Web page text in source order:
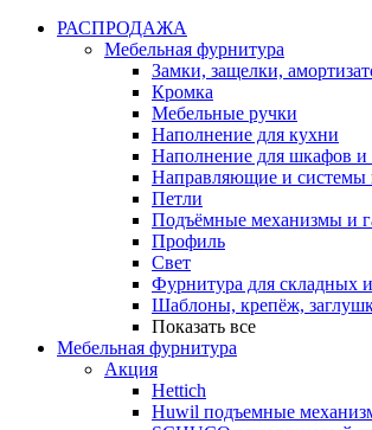
РАСПРОДАЖА
Мебельная фурнитура
Замки, защелки,
Кромка
Мебельные ручки
Наполнение для кухни
Наполнение для шкафов и
Направляющие и
Петли
Подъёмные механизмы и
Профиль
Свет
Фурнитура для складных
Шаблоны, крепёж,
Показать все
Мебельная фурнитура
Акция
Hettich
Huwil подъемные